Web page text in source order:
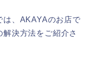
は、AKAYAのお店で
決方法をご紹介さ